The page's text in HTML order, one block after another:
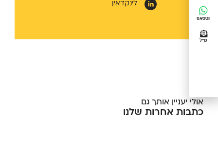
לינקדאין
אולי יעניין אותך גם
כתבות אחרות שלנו
ווטסאפ
מייל